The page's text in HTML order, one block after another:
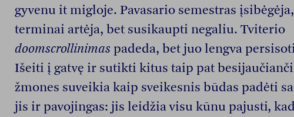
gyvenu it migloje. Pavasario semestras įsibėgėja,
terminai artėja, bet susikaupti negaliu. Tviterio
doomscrollinimaspadeda, bet juo lengva
Išeiti į gatvę ir sutikti kitus taip pat
žmones suveikia kaip sveikesnis būdas padėti
jis ir pavojingas: jis leidžia visu kūnu pajusti,